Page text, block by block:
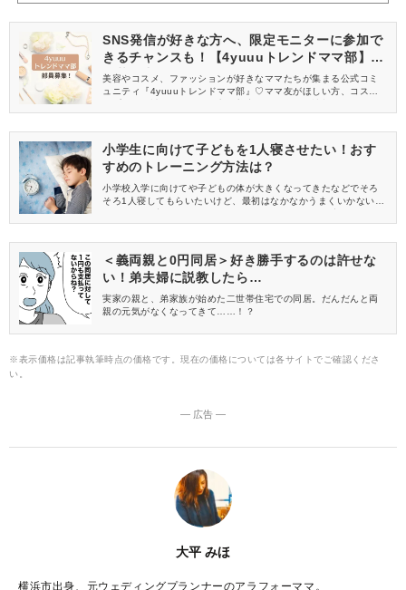
SNS発信が好きな方へ、限定モニターに参加で
きるチャンスも！【4yuuuトレンドママ部】部
員募集中
美容やコスメ、ファッションが好きなママたちが集まる公式コミ
ュニティ『4yuuuトレンドママ部』♡ママ友がほしい方、コスメサ
信してくれる方を募集しています！
小学生に向けて子どもを1人寝させたい！おす
すめのトレーニング方法は？
小学校入学に向けてや子どもの体が大きくなってきたなどでそろ
そろ1人寝してもらいたいけど、最初はなかなかうまくいかないも
ング方法をご紹介します。
＜義両親と0円同居＞好き勝手するのは許せな
い！弟夫婦に説教したら…
実家の親と、弟家族が始めた二世帯住宅での同居。だんだんと両
親の元気がなくなってきて……！？
※表示価格は記事執筆時点の価格です。現在の価格については各サイトでご確認くださ
い。
― 広告 ―
大平 みほ
横浜市出身、元ウェディングプランナーのアラフォーママ。